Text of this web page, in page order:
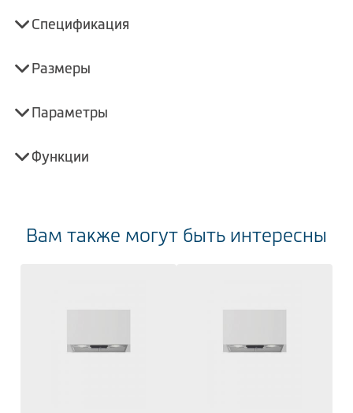
Спецификация
Размеры
Параметры
Функции
Вам также могут быть интересны